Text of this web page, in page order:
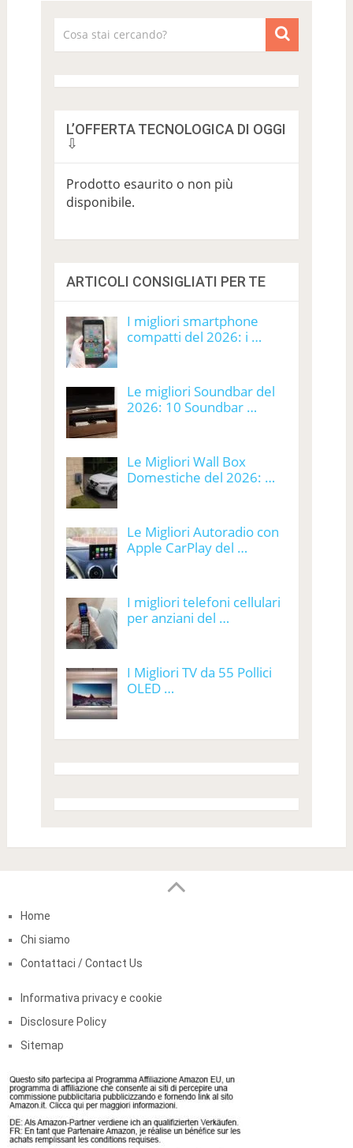
L’OFFERTA TECNOLOGICA DI OGGI
⇩
Prodotto esaurito o non più
disponibile.
ARTICOLI CONSIGLIATI PER TE
I migliori smartphone
compatti del 2026: i …
Le migliori Soundbar del
2026: 10 Soundbar …
Le Migliori Wall Box
Domestiche del 2026: …
Le Migliori Autoradio con
Apple CarPlay del …
I migliori telefoni cellulari
per anziani del …
I Migliori TV da 55 Pollici
OLED …
Home
Chi siamo
Contattaci / Contact Us
Informativa privacy e cookie
Disclosure Policy
Sitemap